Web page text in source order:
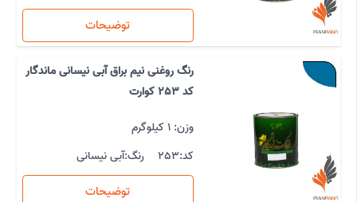
توضیحات
رنگ روغنی نیم براق آبی نیسانی ماندگار
کد 253 کوارت
وزن: 1 کیلوگرم
کد:253 رنگ:آبی نیسانی
توضیحات